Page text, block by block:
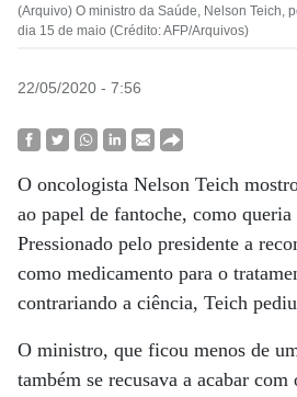
(Arquivo) O ministro da Saúde, Nelson Teich,
dia 15 de maio (Crédito: AFP/Arquivos)
22/05/2020 - 7:56
O oncologista Nelson Teich
ao papel de fantoche, como
Pressionado pelo presidente a
como medicamento para o
contrariando a ciência, Teich
O ministro, que ficou menos de
também se recusava a acabar